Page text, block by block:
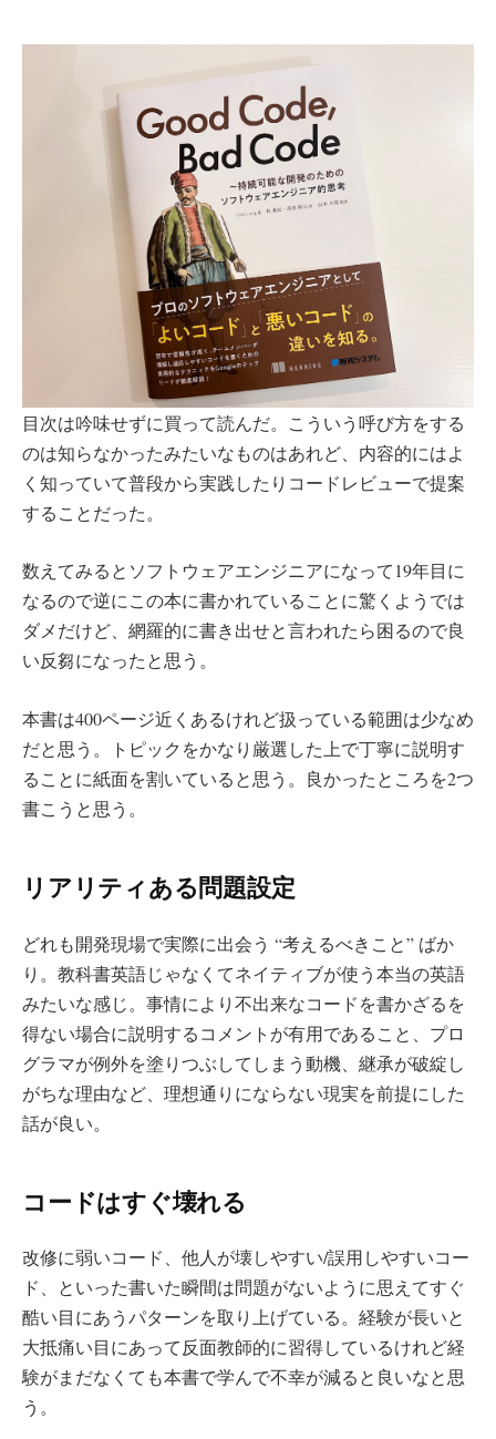
目次は吟味せずに買って読んだ。こういう呼び方をする
のは知らなかったみたいなものはあれど、内容的にはよ
く知っていて普段から実践したりコードレビューで提案
することだった。
数えてみるとソフトウェアエンジニアになって19年目に
なるので逆にこの本に書かれていることに驚くようでは
ダメだけど、網羅的に書き出せと言われたら困るので良
い反芻になったと思う。
本書は400ページ近くあるけれど扱っている範囲は少なめ
だと思う。トピックをかなり厳選した上で丁寧に説明す
ることに紙面を割いていると思う。良かったところを2つ
書こうと思う。
リアリティある問題設定
どれも開発現場で実際に出会う “考えるべきこと” ばか
り。教科書英語じゃなくてネイティブが使う本当の英語
みたいな感じ。事情により不出来なコードを書かざるを
得ない場合に説明するコメントが有用であること、プロ
グラマが例外を塗りつぶしてしまう動機、継承が破綻し
がちな理由など、理想通りにならない現実を前提にした
話が良い。
コードはすぐ壊れる
改修に弱いコード、他人が壊しやすい/誤用しやすいコー
ド、といった書いた瞬間は問題がないように思えてすぐ
酷い目にあうパターンを取り上げている。経験が長いと
大抵痛い目にあって反面教師的に習得しているけれど経
験がまだなくても本書で学んで不幸が減ると良いなと思
う。